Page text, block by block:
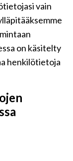
vain
on käsitelty
henkilötietoja